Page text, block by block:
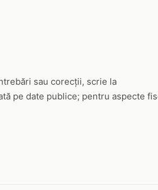
sau corecții, scrie la
pe date publice; pentru aspecte